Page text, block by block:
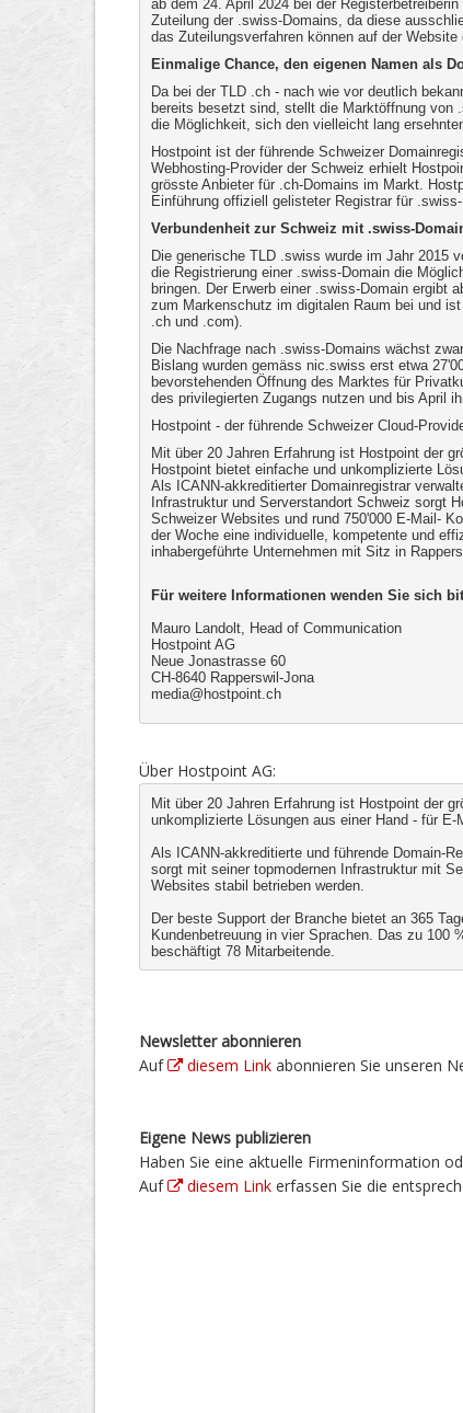
ab dem 24. April 2024 bei der
Zuteilung der .swiss-Domains, da diese
das Zuteilungsverfahren können auf der Website
Einmalige Chance, den eigenen Namen als
Da bei der TLD .ch - nach wie vor deutlich
bereits besetzt sind, stellt die Marktöffnung von
die Möglichkeit, sich den vielleicht lang
Hostpoint ist der führende Schweizer
Webhosting-Provider der Schweiz erhielt
grösste Anbieter für .ch-Domains im Markt.
Einführung offiziell gelisteter Registrar für .swiss-
Verbundenheit zur Schweiz mit .swiss-
Die generische TLD .swiss wurde im Jahr 2015
die Registrierung einer .swiss-Domain die
bringen. Der Erwerb einer .swiss-Domain ergibt
zum Markenschutz im digitalen Raum bei und
.ch und .com).
Die Nachfrage nach .swiss-Domains wächst
Bislang wurden gemäss nic.swiss erst etwa
bevorstehenden Öffnung des Marktes für
des privilegierten Zugangs nutzen und bis April
Hostpoint - der führende Schweizer Cloud-
Mit über 20 Jahren Erfahrung ist Hostpoint der
Hostpoint bietet einfache und unkomplizierte
Als ICANN-akkreditierter Domainregistrar
Infrastruktur und Serverstandort Schweiz sorgt
Schweizer Websites und rund 750'000 E-Mail-
der Woche eine individuelle, kompetente und
inhabergeführte Unternehmen mit Sitz in
Für weitere Informationen wenden Sie sich
Mauro Landolt, Head of Communication
Hostpoint AG
Neue Jonastrasse 60
CH-8640 Rapperswil-Jona
media@hostpoint.ch
Über Hostpoint AG:
Mit über 20 Jahren Erfahrung ist Hostpoint der
unkomplizierte Lösungen aus einer Hand - für
Als ICANN-akkreditierte und führende Domain-
sorgt mit seiner topmodernen Infrastruktur mit
Websites stabil betrieben werden.
Der beste Support der Branche bietet an 365
Kundenbetreuung in vier Sprachen. Das zu 100
beschäftigt 78 Mitarbeitende.
Newsletter abonnieren
Auf
diesem Link abonnieren Sie unseren
Eigene News publizieren
Haben Sie eine aktuelle Firmeninformation
Auf
diesem Link erfassen Sie die